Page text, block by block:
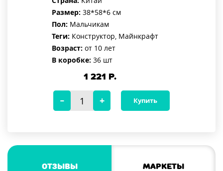
Размер: 38*58*6 см
Пол: Мальчикам
Теги: Конструктор, Майнкрафт
Возраст: от 10 лет
В коробке: 36 шт
1 221 Р.
Купить
Отзывы Маркеты